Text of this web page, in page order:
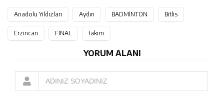
Anadolu Yıldızları Aydın BADMİNTON Bitlis
Erzincan FİNAL takım
YORUM ALANI